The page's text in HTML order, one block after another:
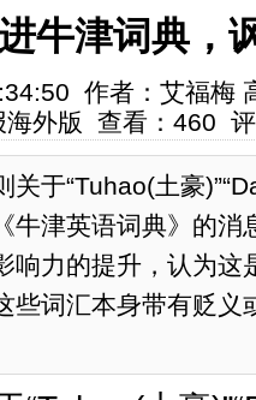
牛津词典，
作者：艾福梅
海外版 查看： 460
关于“Tuhao(土豪
牛津英语词典》的消
响力的提升，认为这
些词汇本身带有贬义